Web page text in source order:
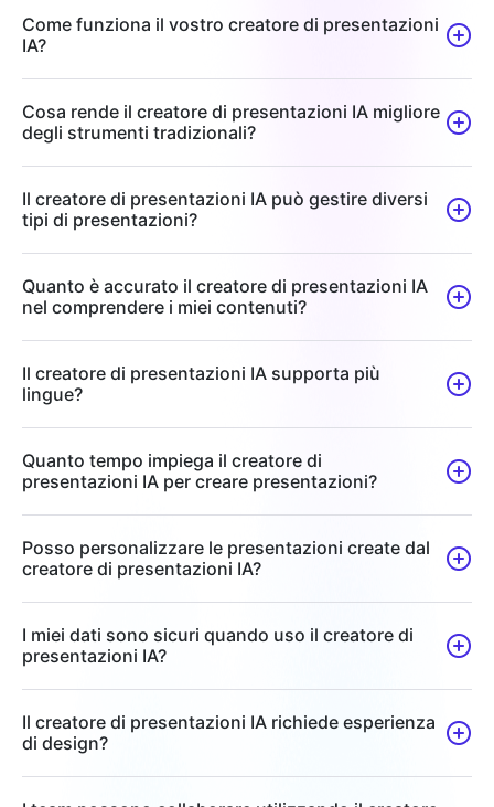
Come funziona il vostro creatore di presentazioni
IA?
Cosa rende il creatore di presentazioni IA migliore
degli strumenti tradizionali?
Il creatore di presentazioni IA può gestire diversi
tipi di presentazioni?
Quanto è accurato il creatore di presentazioni IA
nel comprendere i miei contenuti?
Il creatore di presentazioni IA supporta più
lingue?
Quanto tempo impiega il creatore di
presentazioni IA per creare presentazioni?
Posso personalizzare le presentazioni create dal
creatore di presentazioni IA?
I miei dati sono sicuri quando uso il creatore di
presentazioni IA?
Il creatore di presentazioni IA richiede esperienza
di design?